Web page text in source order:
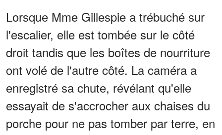
Lorsque Mme Gillespie a trébuché sur
l'escalier, elle est tombée sur le côté
droit tandis que les boîtes de nourriture
ont volé de l'autre côté. La caméra a
enregistré sa chute, révélant qu'elle
essayait de s'accrocher aux chaises du
porche pour ne pas tomber par terre, en